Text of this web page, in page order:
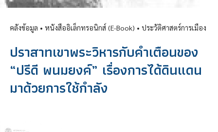
คลังข้อมูล • หนังสืออิเล็กทรอนิกส์ (E-Book) • ประวัติศาสตร์การเมือง
ปราสาทเขาพระวิหารกับคำเตือนของ
“ปรีดี พนมยงค์” เรื่องการได้ดินแดน
มาด้วยการใช้กำลัง